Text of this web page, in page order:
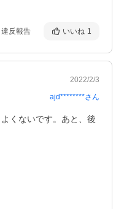
違反報告 いいね 1
2022/2/3
ajd********さん
くないです。あと、後